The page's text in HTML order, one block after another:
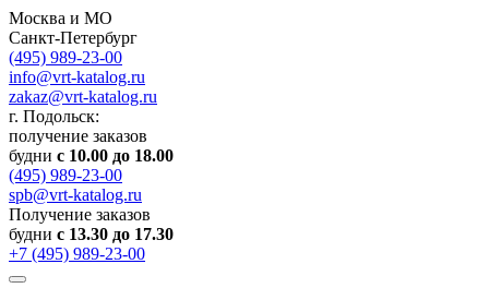
Москва и МО
Санкт-Петербург
(495) 989-23-00
info@vrt-katalog.ru
zakaz@vrt-katalog.ru
г. Подольск:
получение заказов
будни с 10.00 до 18.00
(495) 989-23-00
spb@vrt-katalog.ru
Получение заказов
будни с 13.30 до 17.30
+7 (495) 989-23-00